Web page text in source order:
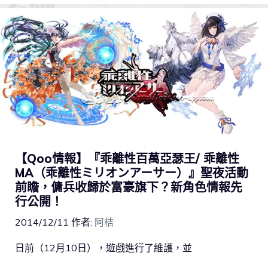
【Qoo情報】『乖離性百萬亞瑟王/ 乖離性
MA（乖離性ミリオンアーサー）』聖夜活動
前瞻，傭兵收歸於富豪旗下？新角色情報先
行公開！
2014/12/11 作者: 阿桔
日前（12月10日），遊戲進行了維護，並